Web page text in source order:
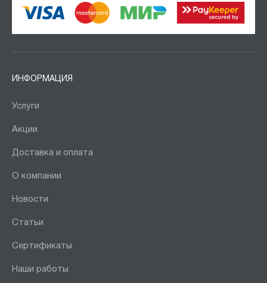
ИНФОРМАЦИЯ
Услуги
Акции
Доставка и оплата
О компании
Новости
Статьи
Сертификаты
Наши работы